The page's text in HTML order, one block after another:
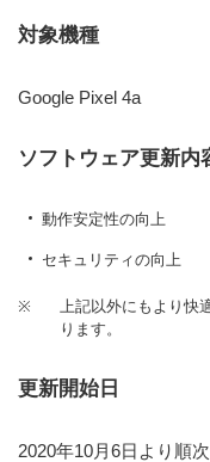
対象機種
Google Pixel 4a
ソフトウェア更新内
動作安定性の向上
セキュリティの向上
※
上記以外にもより快
ります。
更新開始日
2020年10月6日より順次